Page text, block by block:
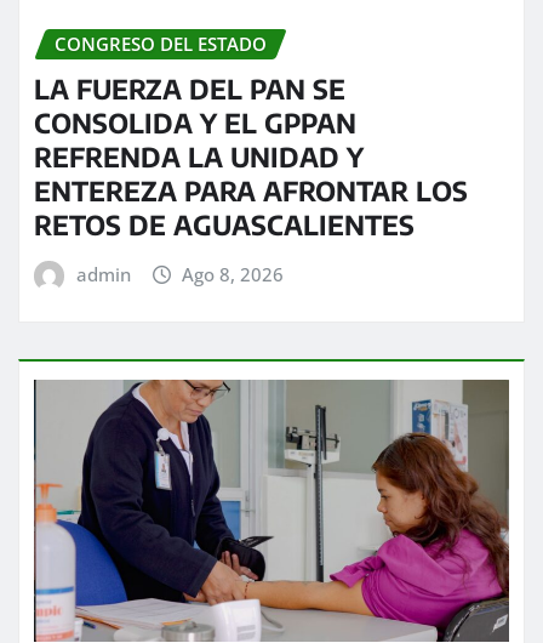
CONGRESO DEL ESTADO
LA FUERZA DEL PAN SE
CONSOLIDA Y EL GPPAN
REFRENDA LA UNIDAD Y
ENTEREZA PARA AFRONTAR LOS
RETOS DE AGUASCALIENTES
admin Ago 8, 2026